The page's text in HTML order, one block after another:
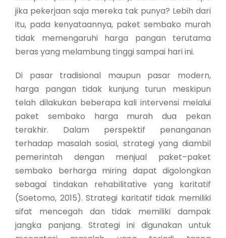
jika pekerjaan saja mereka tak punya? Lebih dari
itu, pada kenyataannya, paket sembako murah
tidak memengaruhi harga pangan terutama
beras yang melambung tinggi sampai hari ini.
Di pasar tradisional maupun pasar modern,
harga pangan tidak kunjung turun meskipun
telah dilakukan beberapa kali intervensi melalui
paket sembako harga murah dua pekan
terakhir. Dalam perspektif penanganan
terhadap masalah sosial, strategi yang diambil
pemerintah dengan menjual paket–paket
sembako berharga miring dapat digolongkan
sebagai tindakan rehabilitative yang karitatif
(Soetomo, 2015). Strategi karitatif tidak memiliki
sifat mencegah dan tidak memiliki dampak
jangka panjang. Strategi ini digunakan untuk